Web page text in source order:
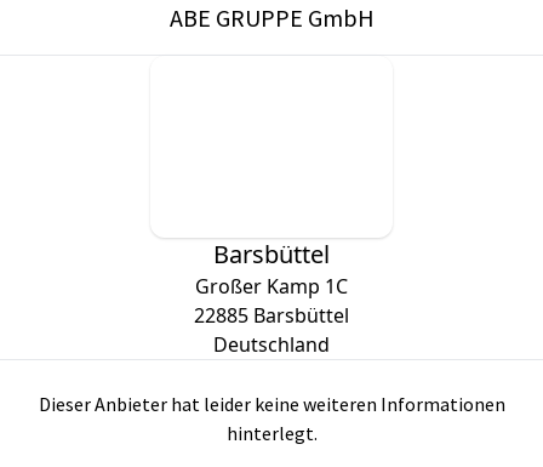
ABE GRUPPE GmbH
Barsbüttel
Großer Kamp 1C
22885 Barsbüttel
Deutschland
Dieser Anbieter hat leider keine weiteren Informationen
hinterlegt.